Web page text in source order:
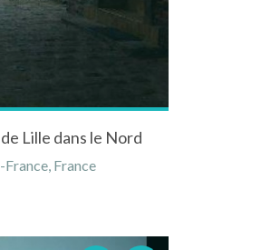
Lille dans le Nord
France